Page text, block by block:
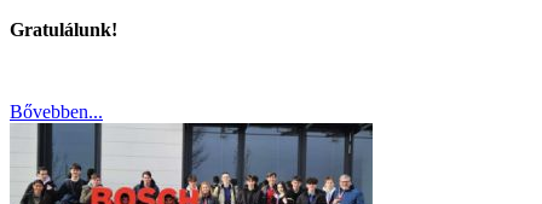
Gratulálunk!
Bővebben...